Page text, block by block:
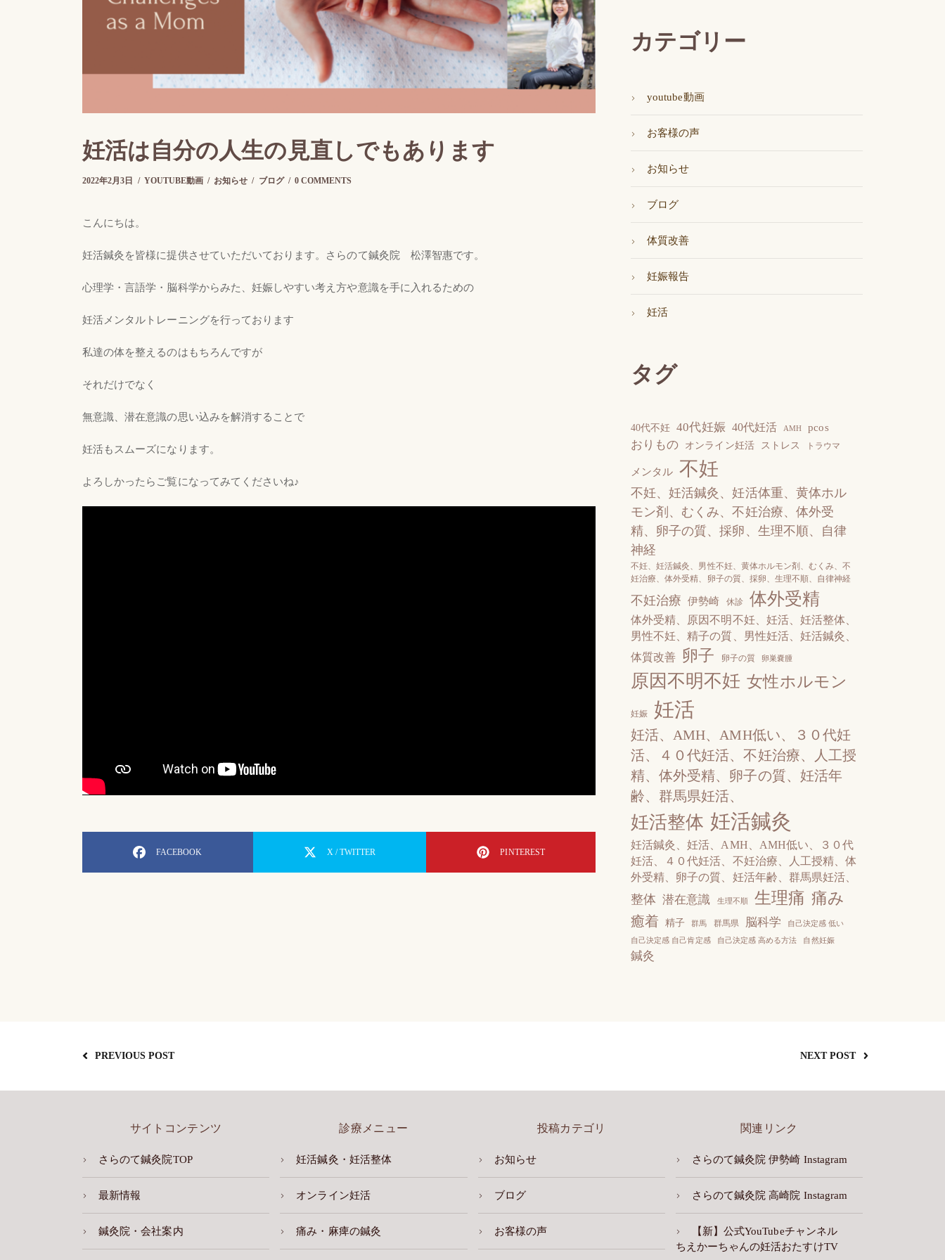
妊活は自分の人生の見直しでもあります
2022年2月3日
2022年2月3日 YOUTUBE動画 お知らせ ブログ 0 COMMENTS
byさらのて
こんにちは。
妊活鍼灸を皆様に提供させていただいております。さらのて鍼灸院 松澤智惠です。
心理学・言語学・脳科学からみた、妊娠しやすい考え方や意識を手に入れるための
妊活メンタルトレーニングを行っております
私達の体を整えるのはもちろんですが
それだけでなく
無意識、潜在意識の思い込みを解消することで
妊活もスムーズになります。
よろしかったらご覧になってみてくださいね♪
FACEBOOK X / TWITTER PINTEREST
カテゴリー
youtube動画
お客様の声
お知らせ
ブログ
体質改善
妊娠報告
妊活
タグ
40代不妊 40代妊娠 40代妊活 AMH pcos
おりもの オンライン妊活 ストレス トラウマ
メンタル 不妊
不妊、妊活鍼灸、妊活体重、黄体ホル
モン剤、むくみ、不妊治療、体外受
精、卵子の質、採卵、生理不順、自律
神経
不妊、妊活鍼灸、男性不妊、黄体ホルモン剤、むくみ、不
妊治療、体外受精、卵子の質、採卵、生理不順、自律神経
不妊治療 伊勢崎 休診 体外受精
体外受精、原因不明不妊、妊活、妊活整体、
男性不妊、精子の質、男性妊活、妊活鍼灸、
体質改善 卵子 卵子の質 卵巣嚢腫
原因不明不妊 女性ホルモン
妊娠 妊活
妊活、AМH、AМH低い、３０代妊
活、４０代妊活、不妊治療、人工授
精、体外受精、卵子の質、妊活年
齢、群馬県妊活、
妊活整体 妊活鍼灸
妊活鍼灸、妊活、AМH、AМH低い、３０代
妊活、４０代妊活、不妊治療、人工授精、体
外受精、卵子の質、妊活年齢、群馬県妊活、
整体 潜在意識 生理不順 生理痛 痛み
癒着 精子 群馬 群馬県 脳科学 自己決定感 低い
自己決定感 自己肯定感 自己決定感 高める方法 自然妊娠
鍼灸
PREVIOUS POST NEXT POST
サイトコンテンツ
さらのて鍼灸院TOP
最新情報
鍼灸院・会社案内
診療メニュー
妊活鍼灸・妊活整体
オンライン妊活
痛み・麻痺の鍼灸
投稿カテゴリ
お知らせ
ブログ
お客様の声
関連リンク
さらのて鍼灸院 伊勢崎 Instagram
さらのて鍼灸院 高崎院 Instagram
【新】公式YouTubeチャンネル
ちえかーちゃんの妊活おたすけTV